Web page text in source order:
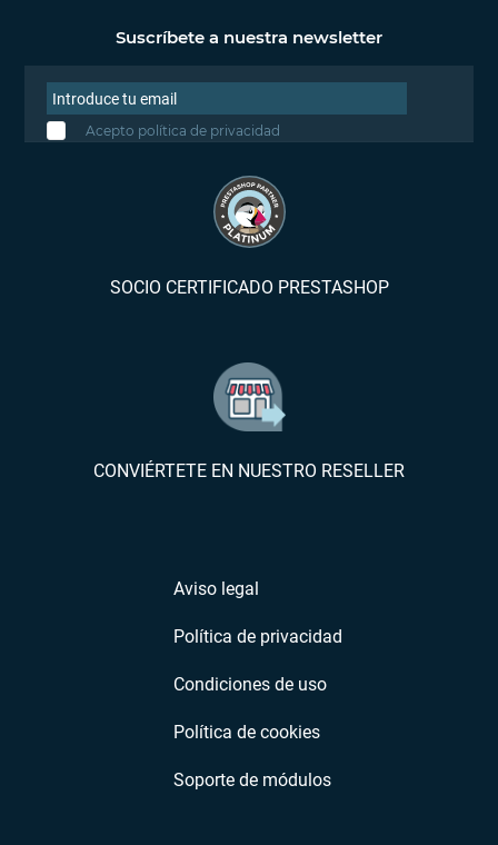
Suscríbete a nuestra newsletter
Acepto política de privacidad
SOCIO CERTIFICADO PRESTASHOP
CONVIÉRTETE EN NUESTRO RESELLER
Aviso legal
Política de privacidad
Condiciones de uso
Política de cookies
Soporte de módulos